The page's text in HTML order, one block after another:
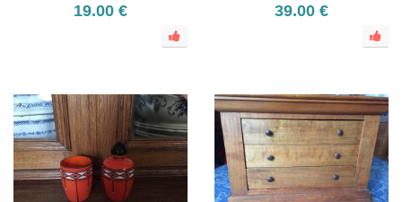
19.00 € 39.00 €